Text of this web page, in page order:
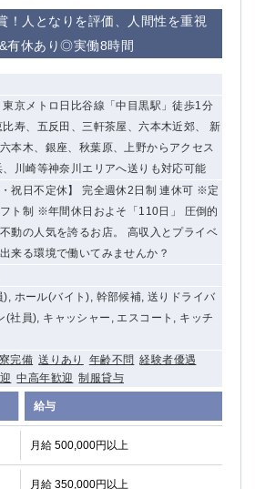
！人となりを評価、人間性を重視
有休あり◎実働8時間
東京メトロ日比谷線「中目黒駅」徒歩1分
寿、五反田、三軒茶屋、六本木近郊、 新
本木、銀座、秋葉原、上野からアクセス
川崎等神奈川エリアへ送りも対応可能
・祝日不定休】 完全週休2日制 連休可 ※定
ト制 ※年間休日およそ「110日」 圧倒的
動の人気を誇るお店。 高収入とプライベ
来る環境で働いてみませんか？
), ホール(バイト), 幹部候補, 送りドライバ
(社員), キャッシャー, エスコート, キッチ
寮完備 送りあり 年齢不問 経験者優遇
中高年歓迎 制服貸与
給与
月給 500,000円以上
月給 350,000円以上
溝の口
新横浜
平塚
横浜・桜木町
出町
武蔵新城
茅ヶ崎
たまプラーザ
相模原
横須賀
南越谷
南浦和
熊谷
＞
北浦和（西口）
川口